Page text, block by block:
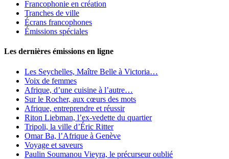
Francophonie en création
Tranches de ville
Écrans francophones
Émissions spéciales
Les dernières émissions en ligne
Les Seychelles, Maître Belle à Victoria…
Voix de femmes
Afrique, d’une cuisine à l’autre…
Sur le Rocher, aux cœurs des mots
Afrique, entreprendre et réussir
Riton Liebman, l’ex-vedette du quartier
Tripoli, la ville d’Éric Ritter
Omar Ba, l’Afrique à Genève
Voyage et saveurs
Paulin Soumanou Vieyra, le précurseur oublié